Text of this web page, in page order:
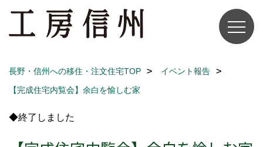
長野・信州への移住・注文住宅TOP
イベント報告
【完成住宅内覧会】余白を愉しむ家
◆終了しました